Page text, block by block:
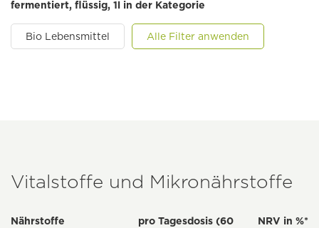
fermentiert, flüssig, 1l in der Kategorie
Bio Lebensmittel Alle Filter anwenden
Vitalstoffe und Mikronährstoffe
Nährstoffe
pro Tagesdosis (60
NRV in %*